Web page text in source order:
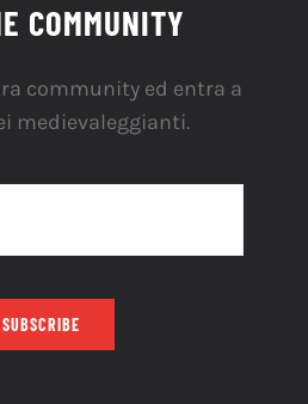
COMMUNITY
community ed entra a
medievaleggianti.
SUBSCRIBE